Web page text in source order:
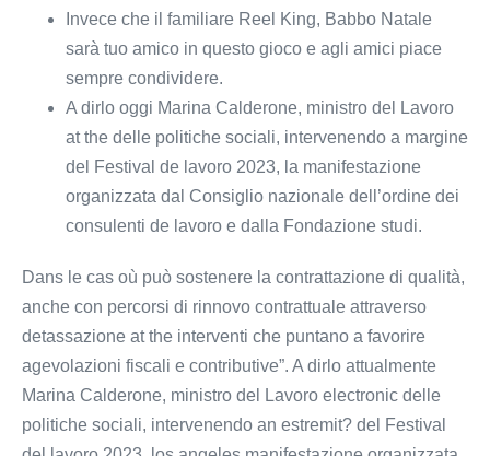
Invece che il familiare Reel King, Babbo Natale
sarà tuo amico in questo gioco e agli amici piace
sempre condividere.
A dirlo oggi Marina Calderone, ministro del Lavoro
at the delle politiche sociali, intervenendo a margine
del Festival de lavoro 2023, la manifestazione
organizzata dal Consiglio nazionale dell’ordine dei
consulenti de lavoro e dalla Fondazione studi.
Dans le cas où può sostenere la contrattazione di qualità,
anche con percorsi di rinnovo contrattuale attraverso
detassazione at the interventi che puntano a favorire
agevolazioni fiscali e contributive”. A dirlo attualmente
Marina Calderone, ministro del Lavoro electronic delle
politiche sociali, intervenendo an estremit? del Festival